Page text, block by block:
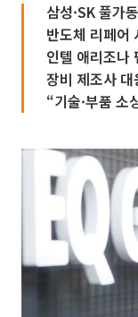
삼성·SK 풀가
반도체 리페어
인텔 애리조나
장비 제조사
“기술·부품 소